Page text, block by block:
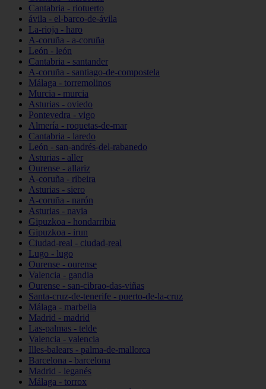
Cantabria - riotuerto
ávila - el-barco-de-ávila
La-rioja - haro
A-coruña - a-coruña
León - león
Cantabria - santander
A-coruña - santiago-de-compostela
Málaga - torremolinos
Murcia - murcia
Asturias - oviedo
Pontevedra - vigo
Almería - roquetas-de-mar
Cantabria - laredo
León - san-andrés-del-rabanedo
Asturias - aller
Ourense - allariz
A-coruña - ribeira
Asturias - siero
A-coruña - narón
Asturias - navia
Gipuzkoa - hondarribia
Gipuzkoa - irun
Ciudad-real - ciudad-real
Lugo - lugo
Ourense - ourense
Valencia - gandia
Ourense - san-cibrao-das-viñas
Santa-cruz-de-tenerife - puerto-de-la-cruz
Málaga - marbella
Madrid - madrid
Las-palmas - telde
Valencia - valencia
Illes-balears - palma-de-mallorca
Barcelona - barcelona
Madrid - leganés
Málaga - torrox